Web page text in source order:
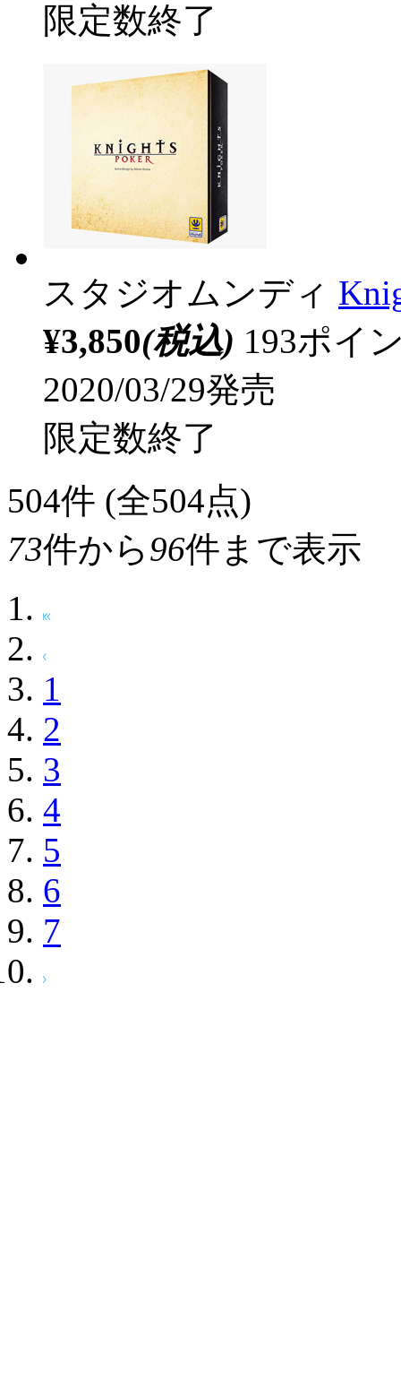
限定数終了
スタジオムンディ
¥3,850(税込) 193ポイ
2020/03/29発売
限定数終了
504件 (全504点)
73件から96件まで表示
1
2
3
4
5
6
7